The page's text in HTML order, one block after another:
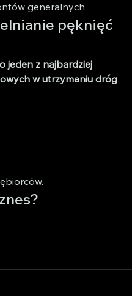
generalnych
pęknięć
jeden z najbardziej
w utrzymaniu dróg